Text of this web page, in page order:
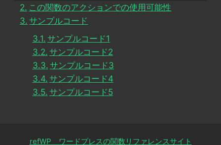
この関数のアクションでの使用可能性
サンプルコード
サンプルコード1
サンプルコード2
サンプルコード3
サンプルコード4
サンプルコード5
refWP ワードプレスの関数リファレンスサイト